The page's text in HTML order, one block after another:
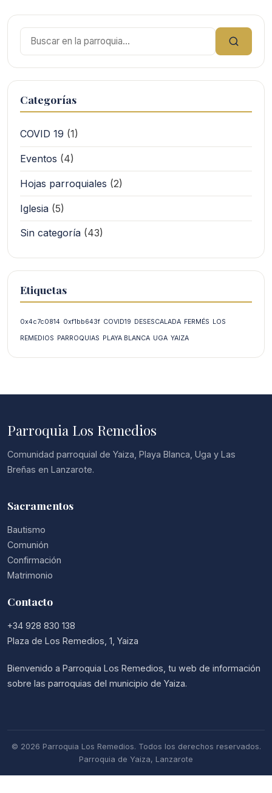
Buscar:
Categorías
COVID 19 (1)
Eventos (4)
Hojas parroquiales (2)
Iglesia (5)
Sin categoría (43)
Etiquetas
0x4c7c0814 0xf1bb643f COVID19 DESESCALADA FERMÉS LOS
REMEDIOS PARROQUIAS PLAYA BLANCA UGA YAIZA
Parroquia Los Remedios
Comunidad parroquial de Yaiza, Playa Blanca, Uga y Las
Breñas en Lanzarote.
Sacramentos
Bautismo
Comunión
Confirmación
Matrimonio
Contacto
+34 928 830 138
Plaza de Los Remedios, 1, Yaiza
Bienvenido a Parroquia Los Remedios, tu web de información
sobre las parroquias del municipio de Yaiza.
© 2026 Parroquia Los Remedios. Todos los derechos reservados.
Parroquia de Yaiza, Lanzarote